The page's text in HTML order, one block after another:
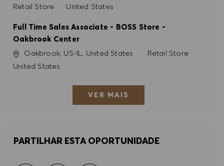
Categoria
Retail Store United States
Full Time Sales Associate - BOSS Store -
Oakbrook Center
Localização
Oakbrook, US-IL, United States Categoria
Retail Store
United States
VER MAIS
PARTILHAR ESTA OPORTUNIDADE